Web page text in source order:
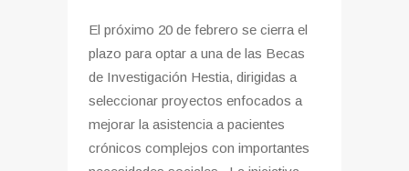
El próximo 20 de febrero se cierra el
plazo para optar a una de las Becas
de Investigación Hestia, dirigidas a
seleccionar proyectos enfocados a
mejorar la asistencia a pacientes
crónicos complejos con importantes